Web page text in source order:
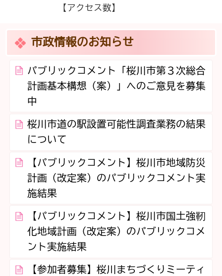
【アクセス数】
市政情報のお知らせ
パブリックコメント「桜川市第３次総合
計画基本構想（案）」へのご意見を募集
中
桜川市道の駅設置可能性調査業務の結果
について
【パブリックコメント】桜川市地域防災
計画（改定案）のパブリックコメント実
施結果
【パブリックコメント】桜川市国土強靭
化地域計画（改定案）のパブリックコメ
ント実施結果
【参加者募集】桜川まちづくりミーティ